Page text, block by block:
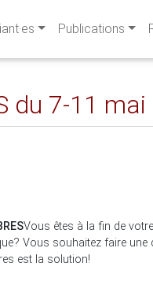
Publications
du 7-11
Vous êtes à la fin de
Vous souhaitez faire
est la solution!